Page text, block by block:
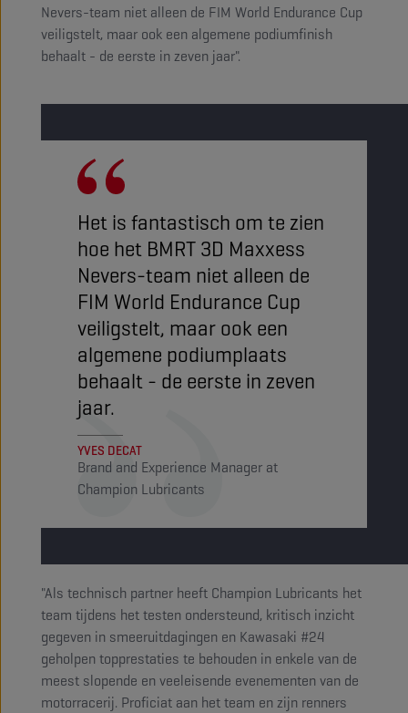
Nevers-team niet alleen de FIM World Endurance Cup
veiligstelt, maar ook een algemene podiumfinish
behaalt - de eerste in zeven jaar".
Het is fantastisch om te zien
hoe het BMRT 3D Maxxess
Nevers-team niet alleen de
FIM World Endurance Cup
veiligstelt, maar ook een
algemene podiumplaats
behaalt - de eerste in zeven
jaar.
YVES DECAT
Brand and Experience Manager at
Champion Lubricants
"Als technisch partner heeft Champion Lubricants het
team tijdens het testen ondersteund, kritisch inzicht
gegeven in smeeruitdagingen en Kawasaki #24
geholpen topprestaties te behouden in enkele van de
meest slopende en veeleisende evenementen van de
motorracerij. Proficiat aan het team en zijn renners